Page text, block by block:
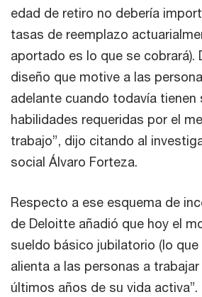
edad de retiro no debería
tasas de reemplazo
aportado es lo que se cobrará).
diseño que motive a las
adelante cuando todavía tienen
habilidades requeridas por el
trabajo”, dijo citando al
social Álvaro Forteza.
Respecto a ese esquema de
de Deloitte añadió que hoy el
sueldo básico jubilatorio (lo
alienta a las personas a trabajar
últimos años de su vida